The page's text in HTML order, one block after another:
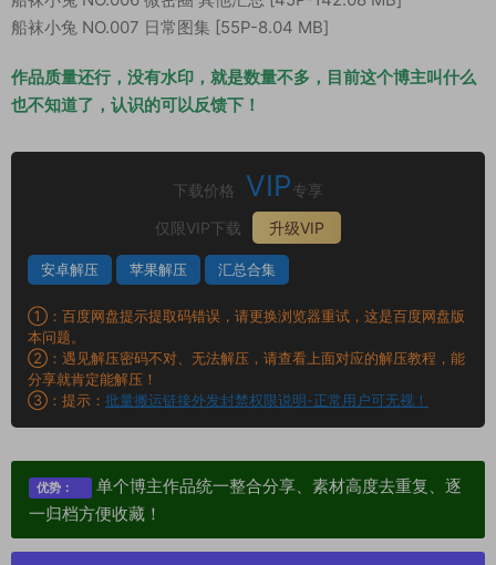
船袜小兔 NO.007 日常图集 [55P-8.04 MB]
作品质量还行，没有水印，就是数量不多，目前这个博主叫什么
也不知道了，认识的可以反馈下！
下载价格 VIP 专享
仅限VIP下载
升级VIP
安卓解压 苹果解压 汇总合集
①：百度网盘提示提取码错误，请更换浏览器重试，这是百度网盘版
本问题。
②：遇见解压密码不对、无法解压，请查看上面对应的解压教程，能
分享就肯定能解压！
③：提示： 批量搬运链接外发封禁权限说明-正常用户可无视！
优势：
单个博主作品统一整合分享、素材高度去重复、逐
一归档方便收藏！